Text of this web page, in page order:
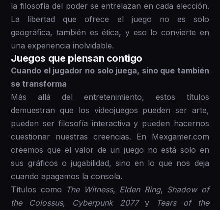
la filosofía del poder se entrelazan en cada elección.
La libertad que ofrece el juego no es solo
geográfica, también es ética, y eso lo convierte en
una experiencia inolvidable.
Juegos que piensan contigo
Cuando el jugador no solo juega, sino que también
se transforma
Más allá del entretenimiento, estos títulos
demuestran que los videojuegos pueden ser arte,
pueden ser filosofía interactiva y pueden hacernos
cuestionar nuestras creencias. En Mexgamer.com
creemos que el valor de un juego no está solo en
sus gráficos o jugabilidad, sino en lo que nos deja
cuando apagamos la consola.
Títulos como The Witness, Elden Ring, Shadow of
the Colossus, Cyberpunk 2077y
Tears of the